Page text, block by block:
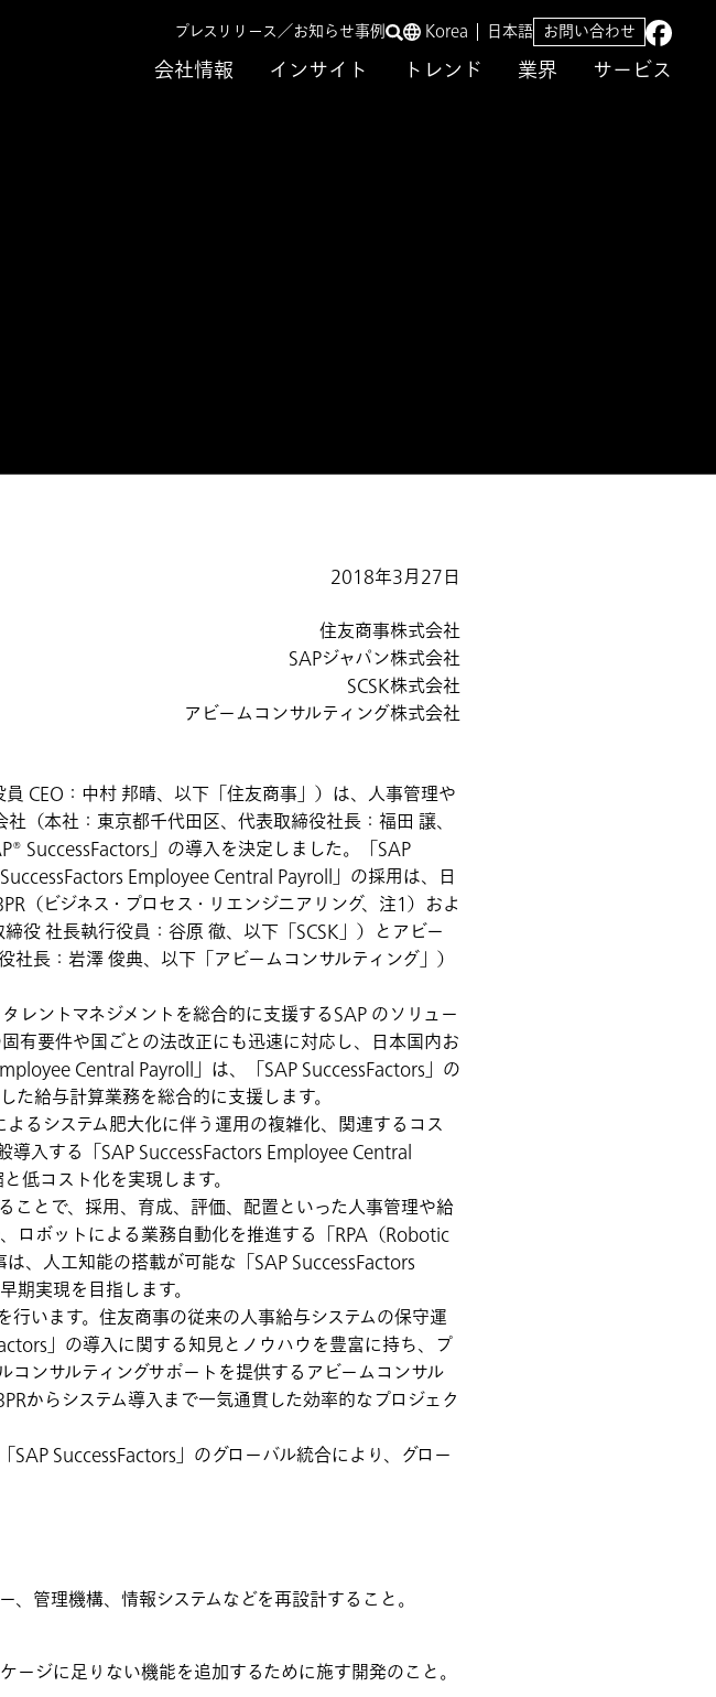
会社情報 インサイト トレンド 業界 サービス
プレスリリース／お知らせ事例 Korea 日本語 お問い合わせ
2018年3月27日
住友商事株式会社
SAPジャパン株式会社
SCSK株式会社
アビームコンサルティング株式会社
CEO：中村 邦晴、以下「住友商事」）は、人事管理や
（本社：東京都千代田区、代表取締役社長：福田 譲、
SuccessFactors」の導入を決定しました。「SAP
Employee Central Payroll」の採用は、日
（ビジネス・プロセス・リエンジニアリング、注1）およ
役 社長執行役員：谷原 徹、以下「SCSK」）とアビー
長：岩澤 俊典、以下「アビームコンサルティング」）
レントマネジメントを総合的に支援するSAP のソリュー
有要件や国ごとの法改正にも迅速に対応し、日本国内お
Central Payroll」は、「SAP SuccessFactors」の
給与計算業務を総合的に支援します。
るシステム肥大化に伴う運用の複雑化、関連するコス
導入する「SAP SuccessFactors Employee Central
低コスト化を実現します。
ことで、採用、育成、評価、配置といった人事管理や給
ロボットによる業務自動化を推進する「RPA（Robotic
、人工知能の搭載が可能な「SAP SuccessFactors
実現を目指します。
行います。住友商事の従来の人事給与システムの保守運
」の導入に関する知見とノウハウを豊富に持ち、プ
ンサルティングサポートを提供するアビームコンサル
からシステム導入まで一気通貫した効率的なプロジェク
SuccessFactors」のグローバル統合により、グロー
管理機構、情報システムなどを再設計すること。
ージに足りない機能を追加するために施す開発のこと。